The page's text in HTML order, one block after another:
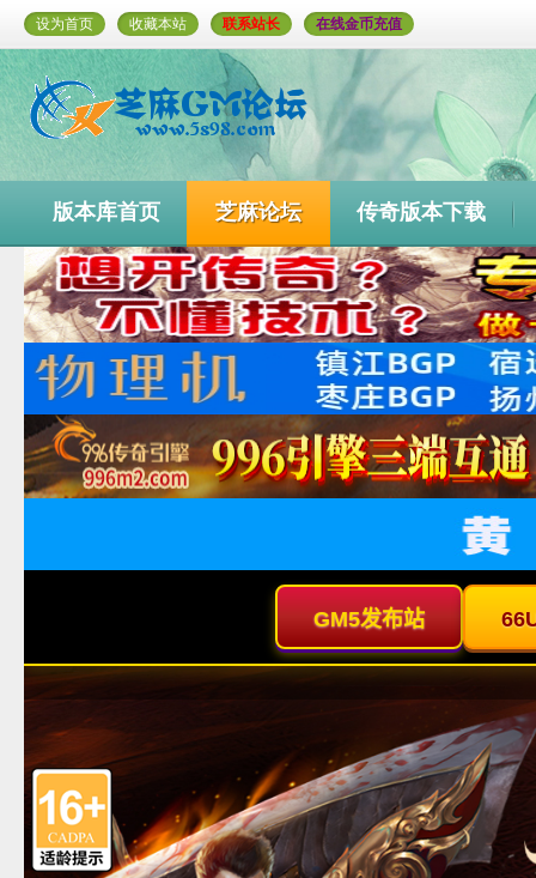
设为首页 收藏本站 联系站长 在线金币充值
版本库首页 芝麻论坛 传奇版本下载